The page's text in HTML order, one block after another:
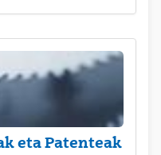
eta Patenteak